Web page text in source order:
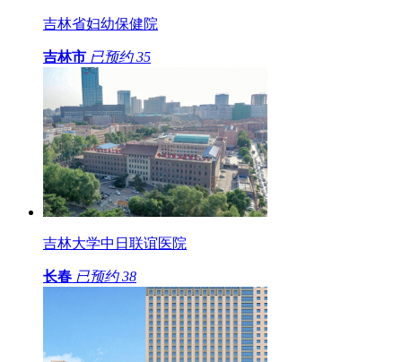
吉林省妇幼保健院
吉林市 已预约 35
吉林大学中日联谊医院
长春 已预约 38